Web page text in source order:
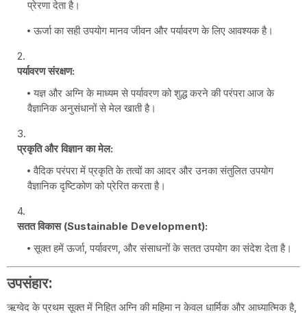
प्रेरणा देता है।
ऊर्जा का सही उपयोग मानव जीवन और पर्यावरण के लिए आवश्यक है।
पर्यावरण संरक्षण:
यज्ञ और अग्नि के माध्यम से पर्यावरण को शुद्ध करने की परंपरा आज के
वैज्ञानिक अनुसंधानों से मेल खाती है।
प्रकृति और विज्ञान का मेल:
वैदिक परंपरा में प्रकृति के तत्वों का आदर और उनका संतुलित उपयोग
वैज्ञानिक दृष्टिकोण को प्रेरित करता है।
सतत विकास (Sustainable Development):
सूक्त हमें ऊर्जा, पर्यावरण, और संसाधनों के सतत उपयोग का संदेश देता है।
उपसंहार:
ऋग्वेद के प्रथम सूक्त में निहित अग्नि की महिमा न केवल धार्मिक और आध्यात्मिक है,